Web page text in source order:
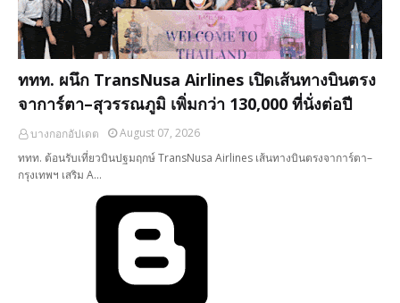
ททท. ผนึก TransNusa Airlines เปิดเส้นทางบินตรง
จาการ์ตา–สุวรรณภูมิ เพิ่มกว่า 130,000 ที่นั่งต่อปี
บางกอกอัปเดต
August 07, 2026
ททท. ต้อนรับเที่ยวบินปฐมฤกษ์ TransNusa Airlines เส้นทางบินตรงจาการ์ตา–
กรุงเทพฯ เสริม A…